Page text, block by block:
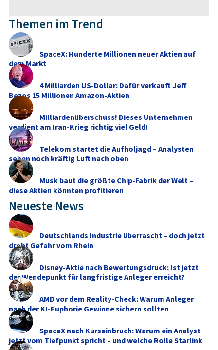
Themen im Trend
SpaceX: Hunderte Millionen neuer Aktien auf
dem Markt
4 Milliarden US-Dollar: Dafür verkauft Jeff
Bezos 15 Millionen Amazon-Aktien
Milliardenüberschuss! Dieses Unternehmen
verdient am Iran-Krieg richtig viel Geld!
Telekom startet die Aufholjagd – Analysten
sehen noch kräftig Luft nach oben
Musk baut die größte Chip-Fabrik der Welt –
diese Aktien könnten profitieren
Neueste News
Deutschlands Industrie überrascht – doch jetzt
droht Gefahr vom Rhein
Disney-Aktie nach Bewertungsdruck: Ist jetzt
der Wendepunkt für langfristige Anleger erreicht?
AMD vor dem Reality-Check: Warum Anleger
nach der KI-Euphorie Gewinne sichern sollten
SpaceX nach Kurseinbruch: Warum ein Analyst
jetzt vom Tiefpunkt spricht – und welche Rolle Starlink